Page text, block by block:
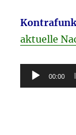
aktuelle
Audio-
Player
00:00